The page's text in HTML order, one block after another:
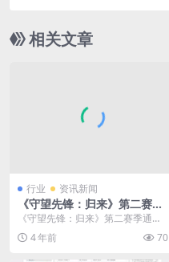
相关文章
行业 资讯新闻
《守望先锋：归来》第二赛季
通行证内容曝光
《守望先锋：归来》第二赛季通行
证内容已曝光，一起来看看。
可以看出，本次通行...
4 年前 70